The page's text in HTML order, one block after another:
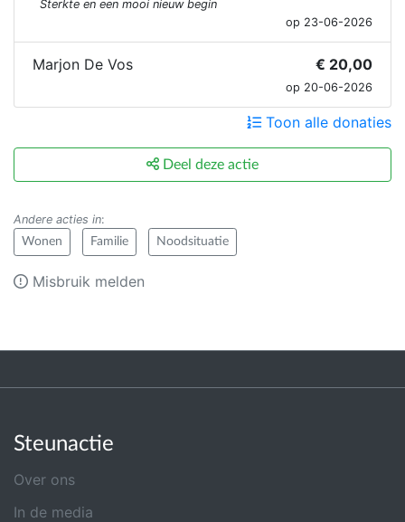
Sterkte en een mooi nieuw begin
op 23-06-2026
Marjon De Vos € 20,00
op 20-06-2026
Toon alle donaties
Deel deze actie
Andere acties in:
Wonen Familie Noodsituatie
Misbruik melden
Steunactie
Over ons
In de media